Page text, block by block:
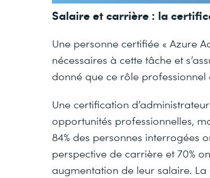
Salaire et carrière : la
Une personne certifiée « Azure
nécessaires à cette tâche et
donné que ce rôle professionnel
Une certification
opportunités professionnelles,
84% des personnes
perspective de carrière et 70%
augmentation de leur salaire.